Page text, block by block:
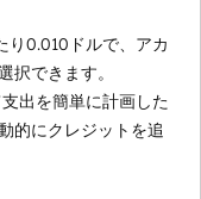
り0.010ドルで、アカ
択できます。
出を簡単に計画した
的にクレジットを追